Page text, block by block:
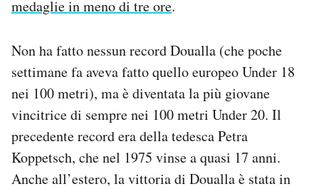
medaglie in meno di tre ore.
Non ha fatto nessun record Doualla (che poche
settimane fa aveva fatto quello europeo Under 18
nei 100 metri), ma è diventata la più giovane
vincitrice di sempre nei 100 metri Under 20. Il
precedente record era della tedesca Petra
Koppetsch, che nel 1975 vinse a quasi 17 anni.
Anche all’estero, la vittoria di Doualla è stata in